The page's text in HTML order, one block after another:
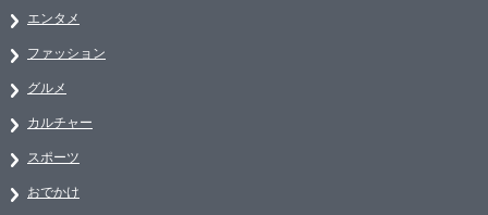
エンタメ
ファッション
グルメ
カルチャー
スポーツ
おでかけ